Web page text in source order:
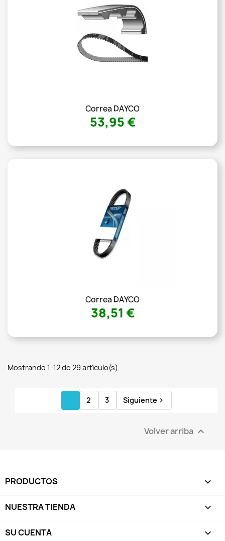
Correa DAYCO
53,95 €
Correa DAYCO
38,51 €
Mostrando 1-12 de 29 artículo(s)
2 3 Siguiente 
Volver arriba 
PRODUCTOS 
NUESTRA TIENDA 
SU CUENTA 